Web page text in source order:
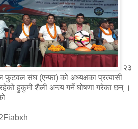
२३
संघ (एन्फा) को अध्यक्षका प्रत्यासी
हुकुमी शैली अन्त्य गर्ने घोषणा गरेका छन् ।